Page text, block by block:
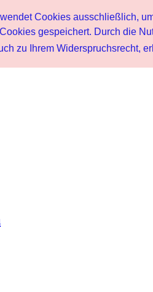
Cookies ausschließlich,
gespeichert. Durch die
zu Ihrem Widerspruchsrecht,